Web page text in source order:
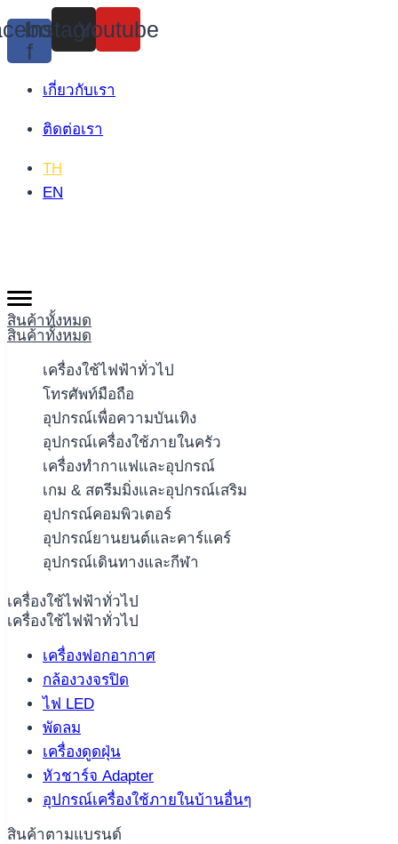
Skip
to
content
f
Instagram
Youtube
เกี่ยวกับเรา
ติดต่อเรา
TH
EN
สินค้าทั้งหมด
สินค้าทั้งหมด
เครื่องใช้ไฟฟ้าทั่วไป
โทรศัพท์มือถือ
อุปกรณ์เพื่อความบันเทิง
อุปกรณ์เครื่องใช้ภายในครัว
เครื่องทำกาแฟและอุปกรณ์
เกม & สตรีมมิ่งและอุปกรณ์เสริม
อุปกรณ์คอมพิวเตอร์
อุปกรณ์ยานยนต์และคาร์แคร์
อุปกรณ์เดินทางและกีฬา
เครื่องใช้ไฟฟ้าทั่วไป
เครื่องใช้ไฟฟ้าทั่วไป
เครื่องฟอกอากาศ
กล้องวงจรปิด
ไฟ LED
พัดลม
เครื่องดูดฝุ่น
หัวชาร์จ Adapter
อุปกรณ์เครื่องใช้ภายในบ้านอื่นๆ
สินค้าตามแบรนด์